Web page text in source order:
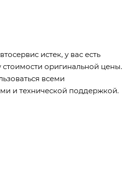
истек, у вас есть
стоимости оригинальной цены.
всеми
и технической поддержкой.